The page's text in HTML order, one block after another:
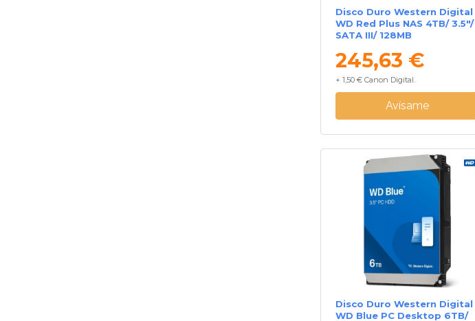
Disco Duro Western Digital
WD Red Plus NAS 4TB/ 3.5"/
SATA III/ 128MB
245,63 €
+ 1,50 € Canon Digital.
Avísame
Disco Duro Western Digital
WD Blue PC Desktop 6TB/